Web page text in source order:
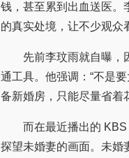
钱，甚至累到出血送医。
的真实处境，让不少观众
先前李玟雨就自曝，因
通工具。他强调：“不是
备新婚房，只能尽量省着
而在最近播出的 KBS
探望未婚妻的画面。未婚